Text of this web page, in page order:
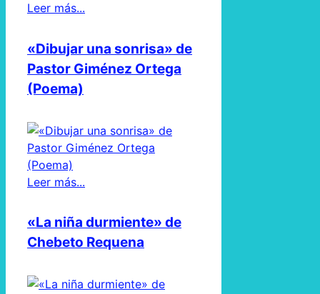
Leer más...
«Dibujar una sonrisa» de
Pastor Giménez Ortega
(Poema)
Leer más...
«La niña durmiente» de
Chebeto Requena